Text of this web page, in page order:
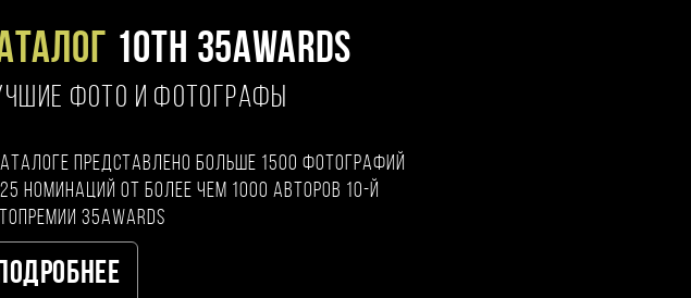
10TH 35AWARDS
ФОТО И ФОТОГРАФЫ
представлено больше 1500 фотографий
номинаций от более чем 1000 авторов 10-й
35AWARDS